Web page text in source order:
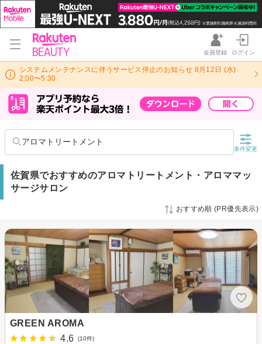
会員登録 ログイン
システムメンテナンスに伴うサービス停止のお知らせ 8月12日 (水)
2:00〜5:30
アロマトリートメント
条件変更
佐賀県でおすすめのアロマトリートメント・アロママッ
サージサロン
おすすめ順 (PR優先表示)
GREEN AROMA
4.6
(10件)